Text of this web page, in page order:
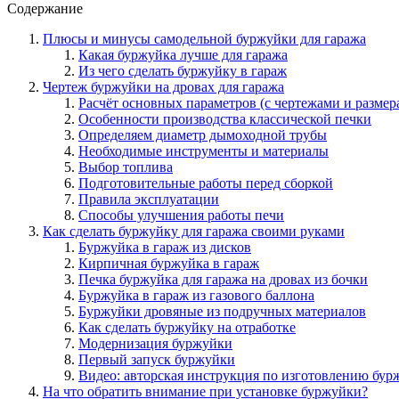
Содержание
Плюсы и минусы самодельной буржуйки для гаража
Какая буржуйка лучше для гаража
Из чего сделать буржуйку в гараж
Чертеж буржуйки на дровах для гаража
Расчёт основных параметров (с чертежами и
Особенности производства классической печки
Определяем диаметр дымоходной трубы
Необходимые инструменты и материалы
Выбор топлива
Подготовительные работы перед сборкой
Правила эксплуатации
Способы улучшения работы печи
Как сделать буржуйку для гаража своими руками
Буржуйка в гараж из дисков
Кирпичная буржуйка в гараж
Печка буржуйка для гаража на дровах из бочки
Буржуйка в гараж из газового баллона
Буржуйки дровяные из подручных материалов
Как сделать буржуйку на отработке
Модернизация буржуйки
Первый запуск буржуйки
Видео: авторская инструкция по изготовлению
На что обратить внимание при установке буржуйки?